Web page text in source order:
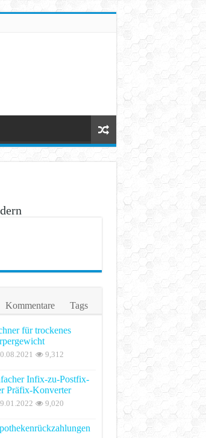
Kommentare Tags
für trockenes
9,312
Infix-zu-Postfix-
Präfix-Konverter
9,020